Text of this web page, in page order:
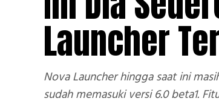
Launcher
Nova Launcher hingga saat ini
sudah memasuki versi 6.0 beta1.